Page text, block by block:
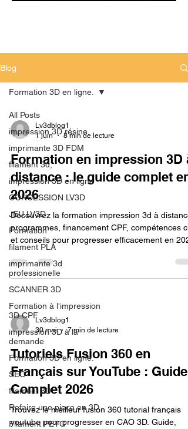
Blog
All Posts
impression 3D résine.
imprimante 3D FDM
filament 3d,
impression 3D en ligne
CONCESSION LV3D
JEU LV3D
Formation
filament PLA
imprimante 3d
professionelle
SCANNER 3D
Formation à l'impression
3D CPF
impression 3D à la
demande
Formation 3D en ligne.
SEO
filament 3D
Refaire une piece en 3D
Filament PETG
Formation 3D en ligne.
Lv3dblog1
1 juin
8 min de lecture
Formation en impression 3D à
distance : le guide complet en
2026
Découvrez la formation impression 3d à
programmes, financement CPF, compétences
et conseils pour progresser efficacement en
Lv3dblog1
30 mai
7 min de lecture
Tutoriels Fusion 360 en
Français sur YouTube : Guide
Complet 2026
Trouvez le meilleur fusion 360 tutorial français
youtube pour progresser en CAO 3D. Guide,